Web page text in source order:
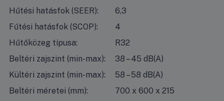
Hűtési hatásfok (SEER):
6,3
Fűtési hatásfok (SCOP):
4
Hűtőközeg típusa:
R32
Beltéri zajszint (min-max):
38 – 45 dB(A)
Kültéri zajszint (min-max):
58 – 58 dB(A)
Beltéri méretei (mm):
700 x 600 x 215